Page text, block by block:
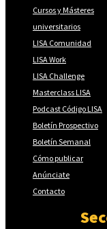
Cursos y Másteres
universitarios
LISA Comunidad
LISA Work
LISA Challenge
Masterclass LISA
Podcast Código LISA
Boletín Prospectivo
Boletín Semanal
Cómo publicar
Anúnciate
Contacto